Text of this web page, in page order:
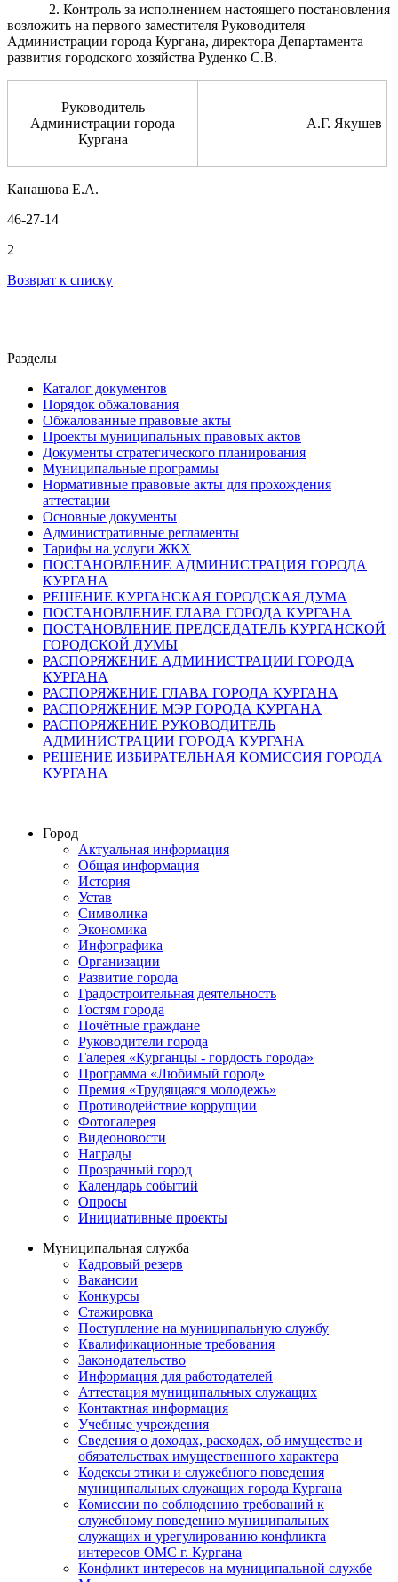
2. Контроль за исполнением настоящего постановления
возложить на первого заместителя Руководителя
Администрации города Кургана, директора Департамента
развития городского хозяйства Руденко С.В.
Руководитель
Администрации города
Кургана
А.Г. Якушев
Канашова Е.А.
46-27-14
2
Возврат к списку
Разделы
Каталог документов
Порядок обжалования
Обжалованные правовые акты
Проекты муниципальных правовых актов
Документы стратегического планирования
Муниципальные программы
Нормативные правовые акты для прохождения
аттестации
Основные документы
Административные регламенты
Тарифы на услуги ЖКХ
ПОСТАНОВЛЕНИЕ АДМИНИСТРАЦИЯ ГОРОДА
КУРГАНА
РЕШЕНИЕ КУРГАНСКАЯ ГОРОДСКАЯ ДУМА
ПОСТАНОВЛЕНИЕ ГЛАВА ГОРОДА КУРГАНА
ПОСТАНОВЛЕНИЕ ПРЕДСЕДАТЕЛЬ КУРГАНСКОЙ
ГОРОДСКОЙ ДУМЫ
РАСПОРЯЖЕНИЕ АДМИНИСТРАЦИИ ГОРОДА
КУРГАНА
РАСПОРЯЖЕНИЕ ГЛАВА ГОРОДА КУРГАНА
РАСПОРЯЖЕНИЕ МЭР ГОРОДА КУРГАНА
РАСПОРЯЖЕНИЕ РУКОВОДИТЕЛЬ
АДМИНИСТРАЦИИ ГОРОДА КУРГАНА
РЕШЕНИЕ ИЗБИРАТЕЛЬНАЯ КОМИССИЯ ГОРОДА
КУРГАНА
Город
Актуальная информация
Общая информация
История
Устав
Символика
Экономика
Инфографика
Организации
Развитие города
Градостроительная деятельность
Гостям города
Почётные граждане
Руководители города
Галерея «Курганцы - гордость города»
Программа «Любимый город»
Премия «Трудящаяся молодежь»
Противодействие коррупции
Фотогалерея
Видеоновости
Награды
Прозрачный город
Календарь событий
Опросы
Инициативные проекты
Муниципальная служба
Кадровый резерв
Вакансии
Конкурсы
Стажировка
Поступление на муниципальную службу
Квалификационные требования
Законодательство
Информация для работодателей
Аттестация муниципальных служащих
Контактная информация
Учебные учреждения
Сведения о доходах, расходах, об имуществе и
обязательствах имущественного характера
Кодексы этики и служебного поведения
муниципальных служащих города Кургана
Комиссии по соблюдению требований к
служебному поведению муниципальных
служащих и урегулированию конфликта
интересов ОМС г. Кургана
Конфликт интересов на муниципальной службе